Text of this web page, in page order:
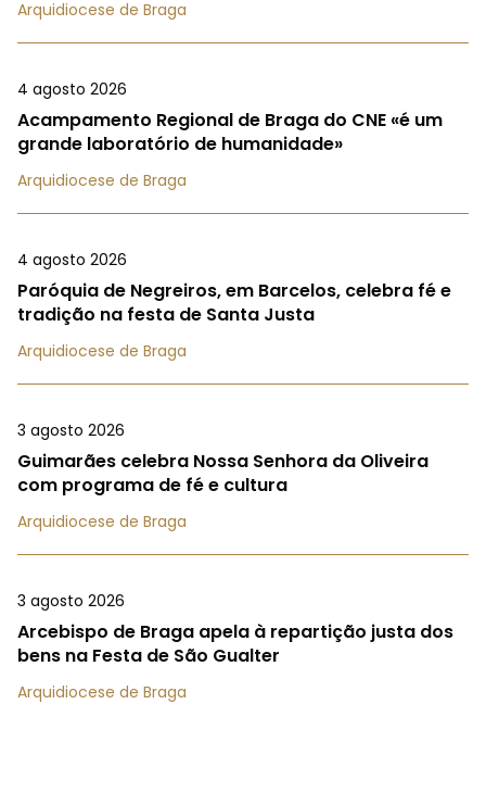
Arquidiocese de Braga
4 agosto 2026
Acampamento Regional de Braga do CNE «é um
grande laboratório de humanidade»
Arquidiocese de Braga
4 agosto 2026
Paróquia de Negreiros, em Barcelos, celebra fé e
tradição na festa de Santa Justa
Arquidiocese de Braga
3 agosto 2026
Guimarães celebra Nossa Senhora da Oliveira
com programa de fé e cultura
Arquidiocese de Braga
3 agosto 2026
Arcebispo de Braga apela à repartição justa dos
bens na Festa de São Gualter
Arquidiocese de Braga